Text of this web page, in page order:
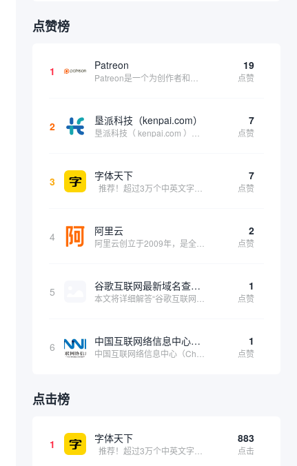
点赞榜
1 Patreon 19
点赞
2 垦派科技（kenpai.com） 7
点赞
3 字体天下 7
点赞
4 阿里云 2
点赞
5 谷歌互联网最新域名查询网址是什么 1
点赞
6 中国互联网络信息中心（CNNIC） 1
点赞
点击榜
1 字体天下 883
点击